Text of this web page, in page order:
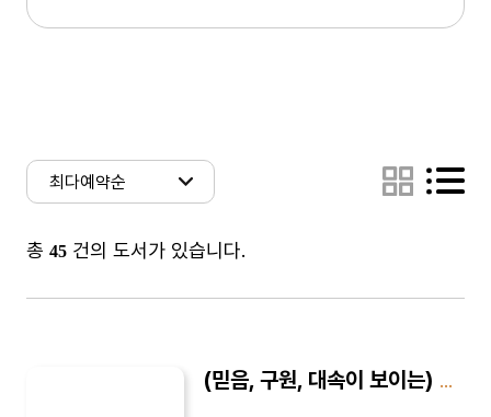
총 45 건의 도서가 있습니다.
(믿음, 구원, 대속이 보이는) 마음의 내시경